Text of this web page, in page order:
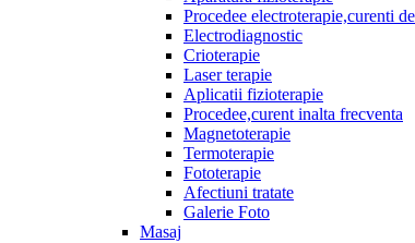
Procedee electroterapie,curenti
Electrodiagnostic
Crioterapie
Laser terapie
Aplicatii fizioterapie
Procedee,curent inalta frecventa
Magnetoterapie
Termoterapie
Fototerapie
Afectiuni tratate
Galerie Foto
Masaj